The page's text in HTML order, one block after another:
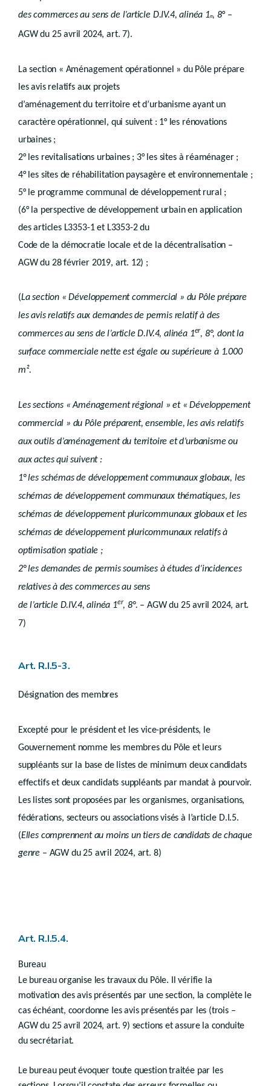
Art. R.IV.66-3
Section 3
Décision
Section 2 Notification du début des travaux
Section 3
Indication de l'implantation des constructions nouvelles
Section 4 Déclaration d'achèvement des travaux
Section 5 Constat de l'exécution des conditions ou des charges d'urbanisme et responsabilité décennale
Section 6
Publicité
Titre 3
Chapitre 1er
Généralités
Chapitre 2 Permis à durée limitée
Péremption des permis
Section 1re
Péremption du permis d'urbanisation
Section 2 Péremption des permis d'urbanisme
Section 3 Dispositions communes
Chapitre 4 Suspension du permis
Chapitre 5
Retrait de permis
Chapitre 8 Modification du permis d'urbanisation
Art. R.IV.97-1
Titre 5 Obligations d'information sur le statut administratif des biens
er
Mentions dans les actes de cession
Chapitre 2 Acte préalable à toute division
Chapitre 4
Information sur la cession des permis
Titre 6 Renseignements à fournir
Art. R.IV.105-1
Titre 8 Droit transitoire
Chapitre 1
Chapitre 2
Section 1re
Permis d'urbanisation
Sous-section 1
Valeur juridique
Sous-section 2 Péremption
Sous-section 3 Modification
Section 2
Permis d'urbanisme - péremption
Livre V
AMÉNAGEMENT DU TERRITOIRE ET URBANISME
Titre 1er
Sites à réaménager
Chapitre 1
Généralités
Art. R.V.1-1
Art. R.V.1-2
Procédure d’adoption du périmètre
Art. R.V.2-2
Chapitre 4
Aliénation
Art. R.V.4-1
Chapitre 5
Conservation de la beauté des paysages
Chapitre 6
Droit transitoire
Sites de réhabilitation paysagère et environnementale
Art. R.V.11-1
Titre 4
Art. R.V.13-1
Art. R.V.13-2
Art. R.V.13-3
Art. R.V.13-4
Art. R.V.13-5
Art. R.V.13-6
Titre 5
Titre 7 Procédure conjointe périmètre – Permis
Art. R.V.16-1
des commerces au sens de l’article D.IV.4, alinéa 1er, 8° –
AGW du 25 avril 2024, art. 7).
La section « Aménagement opérationnel » du Pôle prépare
les avis relatifs aux projets
d’aménagement du territoire et d’urbanisme ayant un
caractère opérationnel, qui suivent : 1° les rénovations
urbaines ;
2° les revitalisations urbaines ; 3° les sites à réaménager ;
4° les sites de réhabilitation paysagère et environnementale ;
5° le programme communal de développement rural ;
(6° la perspective de développement urbain en application
des articles L3353-1 et L3353-2 du
Code de la démocratie locale et de la décentralisation –
AGW du 28 février 2019, art. 12) ;
(La section « Développement commercial » du Pôle prépare
les avis relatifs aux demandes de permis relatif à des
commerces au sens de l’article D.IV.4, alinéa 1er, 8°, dont la
surface commerciale nette est égale ou supérieure à 1.000
m².
Les sections « Aménagement régional » et « Développement
commercial » du Pôle préparent, ensemble, les avis relatifs
aux outils d’aménagement du territoire et d’urbanisme ou
aux actes qui suivent :
1° les schémas de développement communaux globaux, les
schémas de développement communaux thématiques, les
schémas de développement pluricommunaux globaux et les
schémas de développement pluricommunaux relatifs à
optimisation spatiale ;
2° les demandes de permis soumises à études d’incidences
relatives à des commerces au sens
de l’article D.IV.4, alinéa 1er, 8°. – AGW du 25 avril 2024, art.
7)
Art. R.I.5-3.
Désignation des membres
Excepté pour le président et les vice-présidents, le
Gouvernement nomme les membres du Pôle et leurs
suppléants sur la base de listes de minimum deux candidats
effectifs et deux candidats suppléants par mandat à pourvoir.
Les listes sont proposées par les organismes, organisations,
fédérations, secteurs ou associations visés à l’article D.I.5.
(Elles comprennent au moins un tiers de candidats de chaque
genre – AGW du 25 avril 2024, art. 8)
Art. R.I.5.4.
Bureau
Le bureau organise les travaux du Pôle. Il vérifie la
motivation des avis présentés par une section, la complète le
cas échéant, coordonne les avis présentés par les (trois –
AGW du 25 avril 2024, art. 9) sections et assure la conduite
du secrétariat.
Le bureau peut évoquer toute question traitée par les